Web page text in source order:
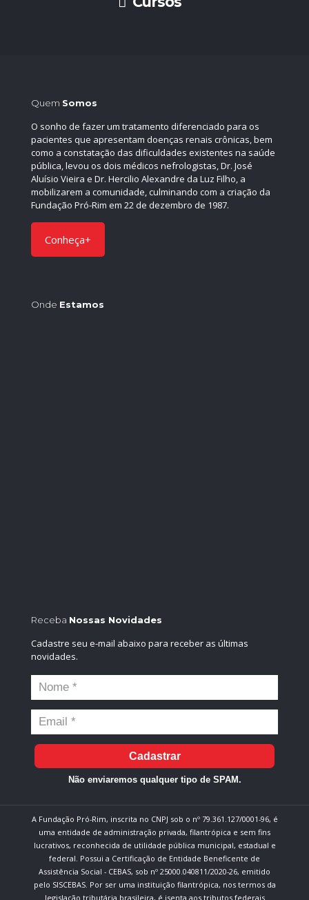
Quem Somos
O sonho de fazer um tratamento diferenciado para os
pacientes que apresentam doenças renais crônicas, bem
como a constatação das dificuldades existentes na saúde
pública, levou os dois médicos nefrologistas, Dr. José
Aluísio Vieira e Dr. Hercilio Alexandre da Luz Filho, a
mobilizarem a comunidade, culminando com a criação da
Fundação Pró-Rim em 22 de dezembro de 1987.
Conheça+
Onde Estamos
Receba Nossas Novidades
Cadastre seu e-mail abaixo para receber as últimas
novidades.
Cadastrar
Não enviaremos qualquer tipo de SPAM.
A Fundação Pró-Rim, inscrita no CNPJ sob o nº 79.361.127/0001-96, é
uma entidade de administração privada, filantrópica e sem fins
lucrativos, reconhecida de utilidade pública municipal, estadual e
federal. Possui a Certificação de Entidade Beneficente de
Assistência Social - CEBAS, sob nº 25000.040811/2020-26, emitido
pelo SISCEBAS. Por ser uma instituição filantrópica, nos termos da
legislação tributária brasileira, é isenta aos tributos federais